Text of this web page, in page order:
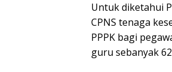
Untuk diketahui
CPNS tenaga
PPPK bagi
guru sebanyak